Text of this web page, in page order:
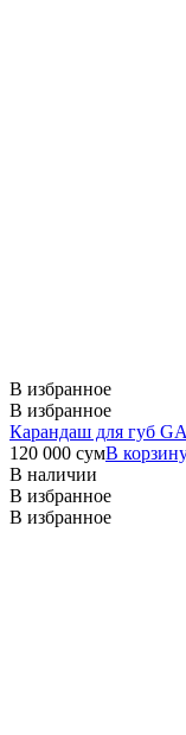
В избранное
В избранное
Карандаш для губ
120 000 сумВ
В наличии
В избранное
В избранное